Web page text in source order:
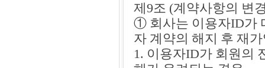
제9조 (계약사항의 변
① 회사는 이용자ID가
자 계약의 해지 후 재
1. 이용자ID가 회원의